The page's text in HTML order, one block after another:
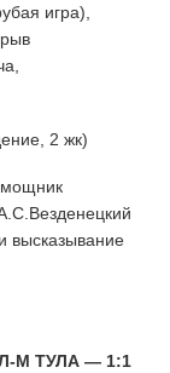
игра),
2 жк)
высказывание
М ТУЛА — 1:1